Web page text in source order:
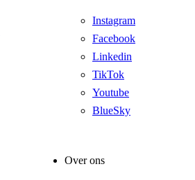
Instagram
Facebook
Linkedin
TikTok
Youtube
BlueSky
Over ons